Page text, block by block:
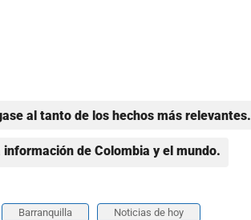
al tanto de los hechos más relevantes.
de Colombia y el mundo.
Barranquilla Noticias de hoy